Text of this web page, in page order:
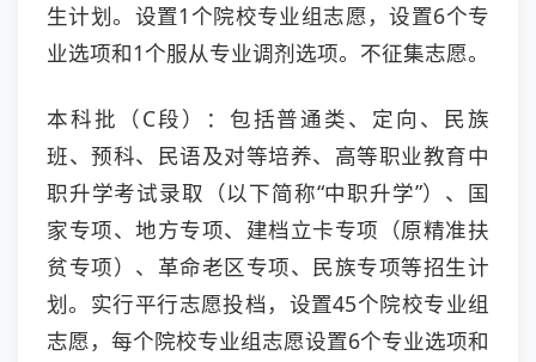
生计划。设置1个院校专业组志愿，设置6个专
业选项和1个服从专业调剂选项。不征集志愿。
本科批（C段）：包括普通类、定向、民族
班、预科、民语及对等培养、高等职业教育中
职升学考试录取（以下简称“中职升学”）、国
家专项、地方专项、建档立卡专项（原精准扶
贫专项）、革命老区专项、民族专项等招生计
划。实行平行志愿投档，设置45个院校专业组
志愿，每个院校专业组志愿设置6个专业选项和